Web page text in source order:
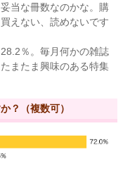
当な冊数なのかな。購
えない、読めないです
％。毎月何かの雑誌
またま興味のある特集
？（複数可）